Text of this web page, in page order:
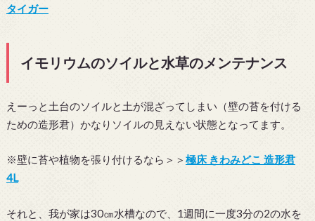
タイガー
イモリウムのソイルと水草のメンテナンス
えーっと土台のソイルと土が混ざってしまい（壁の苔を付ける
ための造形君）かなりソイルの見えない状態となってます。
※壁に苔や植物を張り付けるなら＞＞ 極床 きわみどこ 造形君
4L
それと、我が家は30㎝水槽なので、1週間に一度3分の2の水を